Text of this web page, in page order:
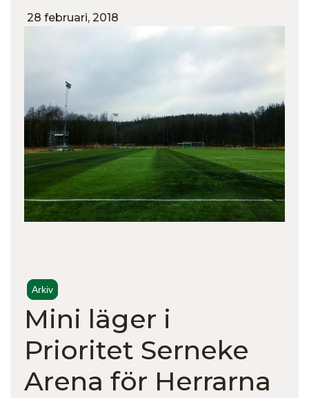
28 februari, 2018
Arkiv
Mini läger i
Prioritet Serneke
Arena för Herrarna